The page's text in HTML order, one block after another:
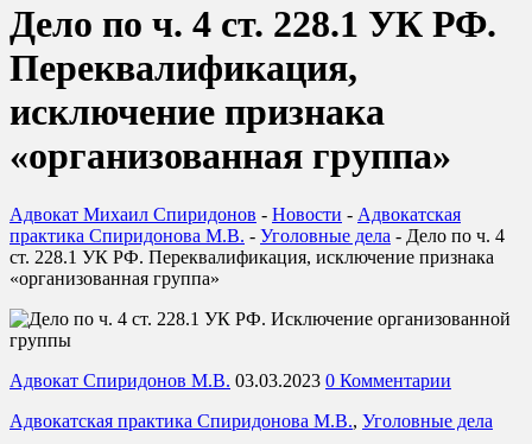
Дело по ч. 4 ст. 228.1 УК РФ.
Переквалификация,
исключение признака
«организованная группа»
Адвокат Михаил Спиридонов - Новости - Адвокатская
практика Спиридонова М.В. - Уголовные дела - Дело по ч. 4
ст. 228.1 УК РФ. Переквалификация, исключение признака
«организованная группа»
Адвокат Спиридонов М.В. 03.03.2023 0 Комментарии
Адвокатская практика Спиридонова М.В., Уголовные дела